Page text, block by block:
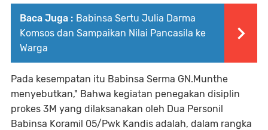
Baca Juga : Babinsa Sertu Julia Darma
Komsos dan Sampaikan Nilai Pancasila ke
Warga
Pada kesempatan itu Babinsa Serma GN.Munthe
menyebutkan," Bahwa kegiatan penegakan disiplin
prokes 3M yang dilaksanakan oleh Dua Personil
Babinsa Koramil 05/Pwk Kandis adalah, dalam rangka